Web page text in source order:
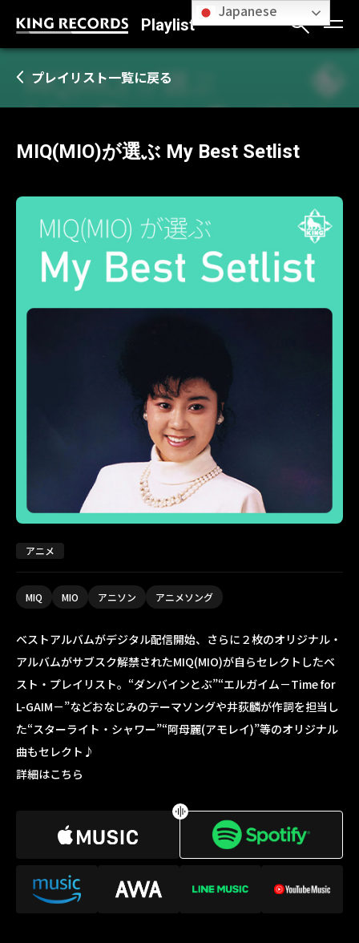
Playlist
プレイリスト一覧に戻る
MIQ(MIO)が選ぶ My Best Setlist
アニメ
MIQ MIO アニソン アニメソング
ベストアルバムがデジタル配信開始、さらに２枚のオリジナル・
アルバムがサブスク解禁されたMIQ(MIO)が自らセレクトしたベ
スト・プレイリスト。“ダンバインとぶ”“エルガイム－Time for
L-GAIM－”などおなじみのテーマソングや井荻麟が作詞を担当し
た“スターライト・シャワー”“阿母麗(アモレイ)”等のオリジナル
曲もセレクト♪
詳細はこちら
Japanese